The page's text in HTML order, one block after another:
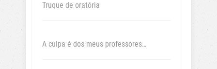
Truque de oratória
A culpa é dos meus professores…